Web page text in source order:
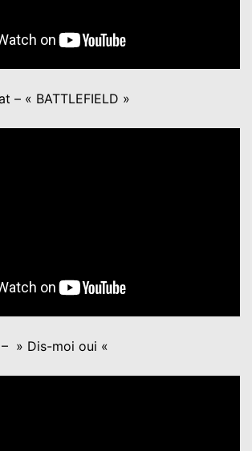
– « BATTLEFIELD »
– » Dis-moi oui «